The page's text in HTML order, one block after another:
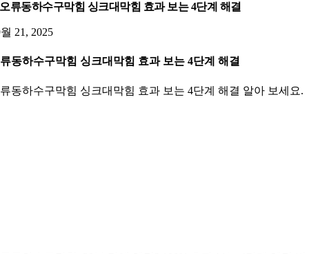
오류동하수구막힘 싱크대막힘 효과 보는 4단계 해결
21, 2025
동하수구막힘 싱크대막힘 효과 보는 4단계 해결
동하수구막힘 싱크대막힘 효과 보는 4단계 해결 알아 보세요.